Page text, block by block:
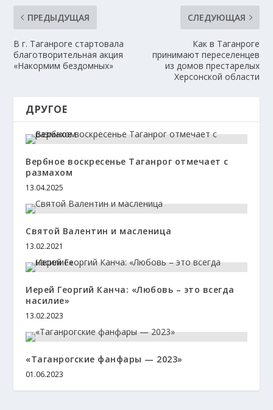
ПРЕДЫДУЩАЯ
В г. Таганроге стартовала
благотворительная акция
«Накормим бездомных»
СЛЕДУЮЩАЯ
Как в Таганроге
принимают переселенцев
из домов престарелых
Херсонской области
ДРУГОЕ
Вербное воскресенье Таганрог отмечает с
размахом
13.04.2025
Святой Валентин и масленица
13.02.2021
Иерей Георгий Канча: «Любовь – это всегда
насилие»
13.02.2023
«Таганрогские фанфары — 2023»
01.06.2023